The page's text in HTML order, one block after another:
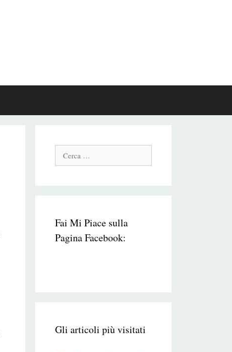
Cerca:
Fai Mi Piace sulla
Pagina Facebook:
Gli articoli più visitati